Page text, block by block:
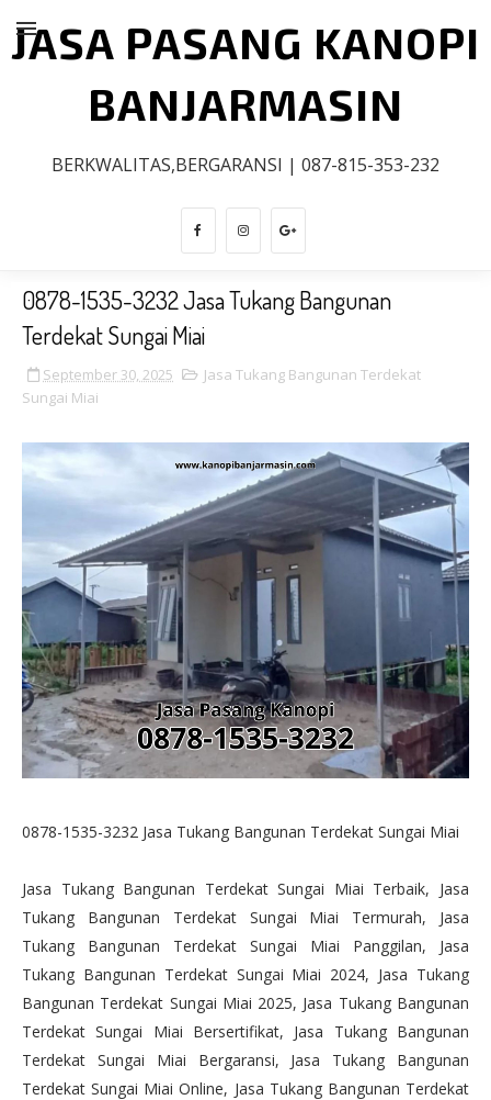
JASA PASANG KANOPI
BANJARMASIN
BERKWALITAS,BERGARANSI | 087-815-353-232
0878-1535-3232 Jasa Tukang Bangunan
Terdekat Sungai Miai
September 30, 2025
Jasa Tukang Bangunan Terdekat
Sungai Miai
0878-1535-3232 Jasa Tukang Bangunan Terdekat Sungai Miai
Jasa Tukang Bangunan Terdekat Sungai Miai Terbaik, Jasa
Tukang Bangunan Terdekat Sungai Miai Termurah, Jasa
Tukang Bangunan Terdekat Sungai Miai Panggilan, Jasa
Tukang Bangunan Terdekat Sungai Miai 2024, Jasa Tukang
Bangunan Terdekat Sungai Miai 2025, Jasa Tukang Bangunan
Terdekat Sungai Miai Bersertifikat, Jasa Tukang Bangunan
Terdekat Sungai Miai Bergaransi, Jasa Tukang Bangunan
Terdekat Sungai Miai Online, Jasa Tukang Bangunan Terdekat